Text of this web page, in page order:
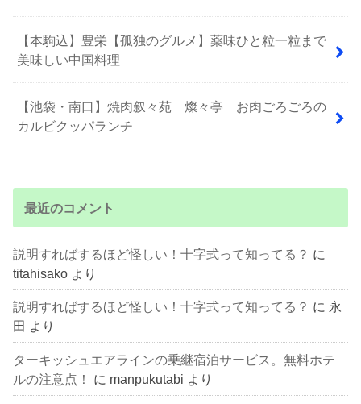
【本駒込】豊栄【孤独のグルメ】薬味ひと粒一粒まで
美味しい中国料理
【池袋・南口】焼肉叙々苑 燦々亭 お肉ごろごろの
カルビクッパランチ
最近のコメント
説明すればするほど怪しい！十字式って知ってる？ に
titahisako より
説明すればするほど怪しい！十字式って知ってる？ に 永
田 より
ターキッシュエアラインの乗継宿泊サービス。無料ホテ
ルの注意点！
に manpukutabi より